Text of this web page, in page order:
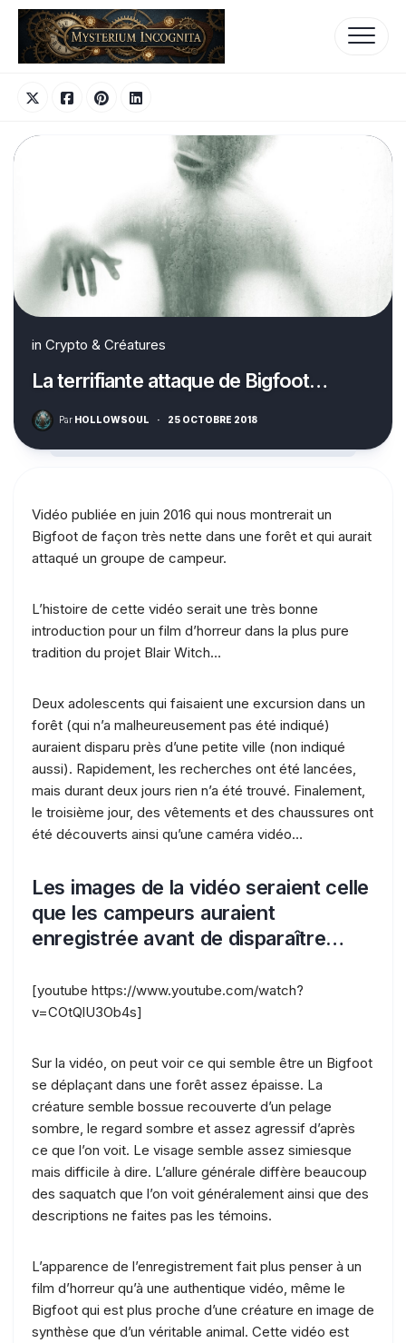
Skip
content
in Crypto & Créatures
La terrifiante attaque de Bigfoot…
Par HOLLOWSOUL · 25 OCTOBRE 2018
Vidéo publiée en juin 2016 qui nous montrerait un
Bigfoot de façon très nette dans une forêt et qui aurait
attaqué un groupe de campeur.
L’histoire de cette vidéo serait une très bonne
introduction pour un film d’horreur dans la plus pure
tradition du projet Blair Witch…
Deux adolescents qui faisaient une excursion dans un
forêt (qui n’a malheureusement pas été indiqué)
auraient disparu près d’une petite ville (non indiqué
aussi). Rapidement, les recherches ont été lancées,
mais durant deux jours rien n’a été trouvé. Finalement,
le troisième jour, des vêtements et des chaussures ont
été découverts ainsi qu’une caméra vidéo…
Les images de la vidéo seraient celle
que les campeurs auraient
enregistrée avant de disparaître…
[youtube https://www.youtube.com/watch?
v=COtQlU3Ob4s]
Sur la vidéo, on peut voir ce qui semble être un Bigfoot
se déplaçant dans une forêt assez épaisse. La
créature semble bossue recouverte d’un pelage
sombre, le regard sombre et assez agressif d’après
ce que l’on voit. Le visage semble assez simiesque
mais difficile à dire. L’allure générale diffère beaucoup
des saquatch que l’on voit généralement ainsi que des
descriptions ne faites pas les témoins.
L’apparence de l’enregistrement fait plus penser à un
film d’horreur qu’à une authentique vidéo, même le
Bigfoot qui est plus proche d’une créature en image de
synthèse que d’un véritable animal. Cette vidéo est